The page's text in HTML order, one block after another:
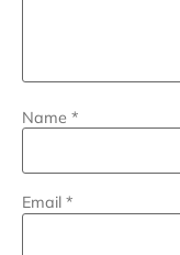
Name *
Email *